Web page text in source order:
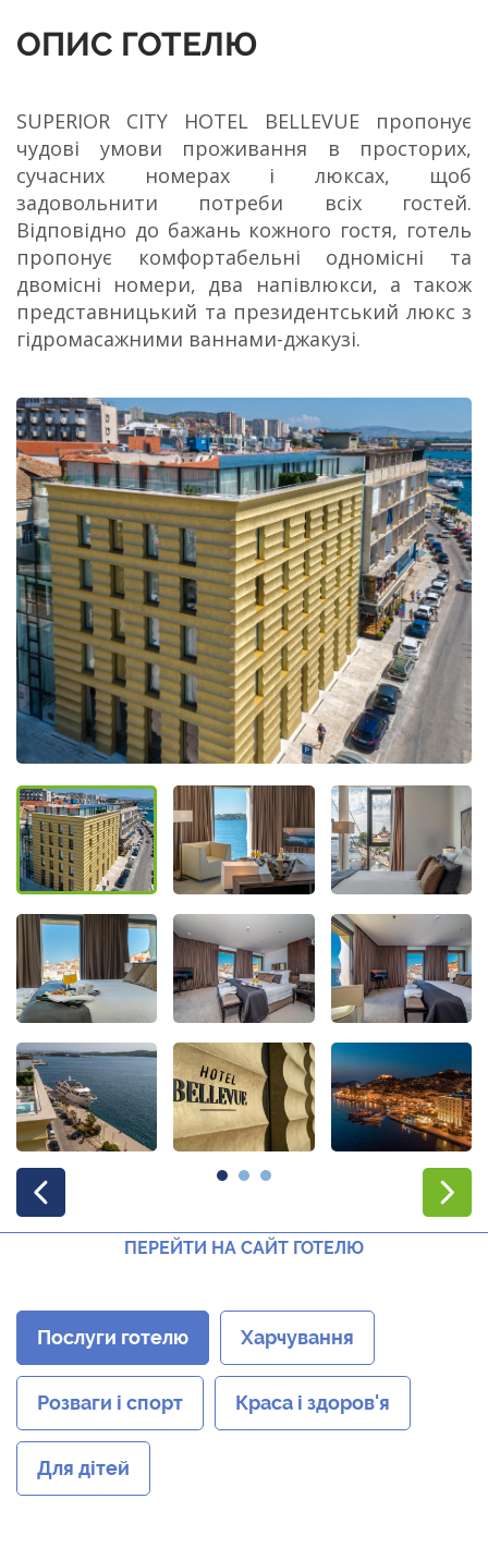
ОПИС ГОТЕЛЮ
SUPERIOR CITY HOTEL BELLEVUE пропонує
чудові умови проживання в просторих,
сучасних номерах і люксах, щоб
задовольнити потреби всіх гостей.
Відповідно до бажань кожного гостя, готель
пропонує комфортабельні одномісні та
двомісні номери, два напівлюкси, а також
представницький та президентський люкс з
гідромасажними ваннами-джакузі.
ПЕРЕЙТИ НА САЙТ ГОТЕЛЮ
Послуги готелю Харчування
Розваги і спорт Краса і здоров'я
Для дітей